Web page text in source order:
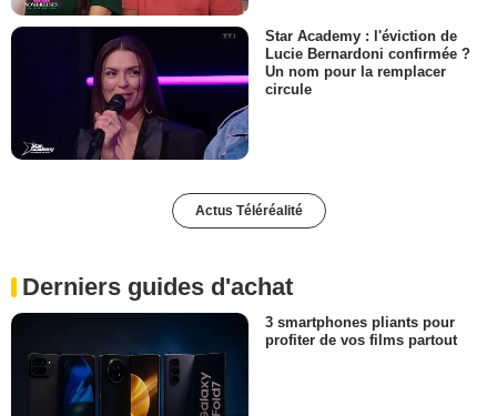
Star Academy : l'éviction de
Lucie Bernardoni confirmée ?
Un nom pour la remplacer
circule
Actus Téléréalité
Derniers guides d'achat
3 smartphones pliants pour
profiter de vos films partout